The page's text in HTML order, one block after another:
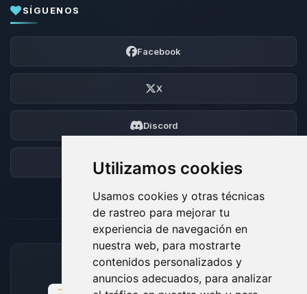
Utilizamos cookies
Usamos cookies y otras técnicas
de rastreo para mejorar tu
experiencia de navegación en
nuestra web, para mostrarte
contenidos personalizados y
anuncios adecuados, para analizar
SÍGUENOS
Facebook
X
Discord
Foro
MÉTODOS DE PAGO ACEPTADOS